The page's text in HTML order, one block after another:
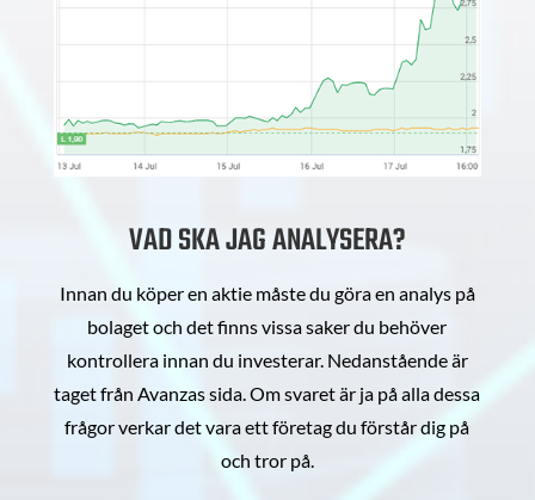
VAD SKA JAG ANALYSERA?
Innan du köper en aktie måste du göra en analys på
bolaget och det finns vissa saker du behöver
kontrollera innan du investerar. Nedanstående är
taget från Avanzas sida. Om svaret är ja på alla dessa
frågor verkar det vara ett företag du förstår dig på
och tror på.